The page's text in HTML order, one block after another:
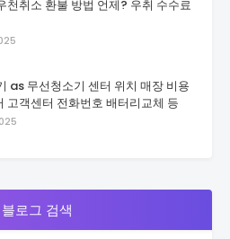
천취소 환불 방법 언제? 우취 수수료
as 무선청소기 센터 위치 매장 비용
고객센터 전화번호 배터리교체 등
로그 검색